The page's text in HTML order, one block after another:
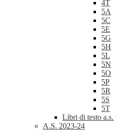
4T
5A
5C
5E
5G
5H
5L
5N
5O
5P
5R
5S
5T
Libri di testo
A.S. 2023-24